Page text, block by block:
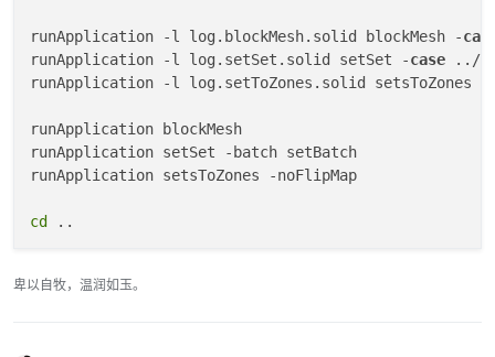
runApplication -l log.blockMesh.solid blockMesh -
runApplication -l log.setSet.solid setSet -case ../
runApplication -l log.setToZones.solid setsToZones -
runApplication blockMesh
runApplication setSet -batch setBatch
runApplication setsToZones -noFlipMap
cd ..
wmake libso setInletVelocity
卑以自牧，温润如玉。